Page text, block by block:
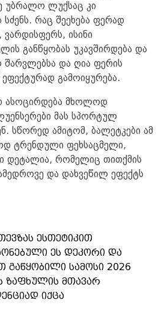
უბრალო ლუქსაც კი
სძენს. რაც შეეხება ფერად
ისინი
განწყობას უკავშირდება და
და ღია ფერის
გამოიყურება.
ასოცირდება მხოლოდ
მას სპორტულ
სწორედ ამიტომ, ბალეტკები ამ
ტრენდული ფეხსაცმელი,
დეტალია, რომელიც თითქმის
და დახვეწილ ეფექტს
ესთეტიკით
ეს დეკორი და
გაწყობილი სამოსი 2026
ზაფხულის მთავარ
იქცა